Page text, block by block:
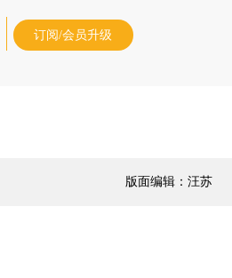
订阅/会员升级
版面编辑：汪苏